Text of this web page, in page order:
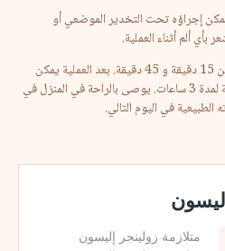
إجراؤه تحت التخدير الموضعي أو
بأي ألم أثناء العملية.
يمكن أن يستغرق وقت المعالجة ما بين 15 دقيقة و 45 دقيقة. بعد العملية يمكن
للمريض مغادرة المستشفى بعد الراحة لمدة 3 ساعات. يوصى بالراحة في المنزل في
في اليوم التالي.